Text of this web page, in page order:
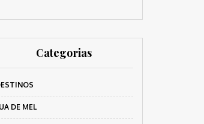
Categorias
DE MEL